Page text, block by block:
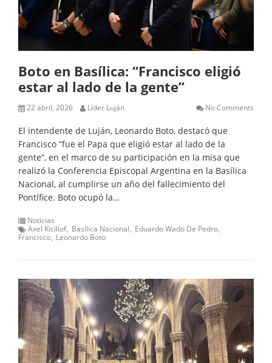
Boto en Basílica: “Francisco eligió
estar al lado de la gente”
22 abril, 2026 Líder Luján No Comments
El intendente de Luján, Leonardo Boto, destacó que
Francisco “fue el Papa que eligió estar al lado de la
gente”, en el marco de su participación en la misa que
realizó la Conferencia Episcopal Argentina en la Basílica
Nacional, al cumplirse un año del fallecimiento del
Pontífice. Boto ocupó la…
Noticias
Axel Kicillof Basílica Nacional
Eduardo Wado De Pedro
Francisco Leonardo Boto